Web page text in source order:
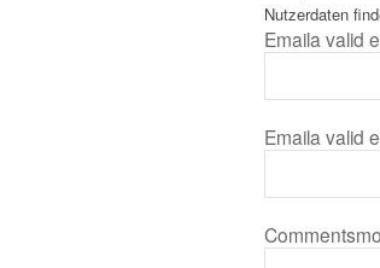
Nutzerdaten
Emaila valid
Emaila valid
Comments